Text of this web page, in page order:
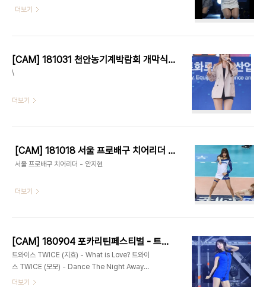
더보기
[CAM] 181031 천안농기계박람회 개막식 - 홍진영 by 다카코마츠
\
더보기
[CAM] 181018 서울 프로배구 치어리더 - 안지현 by 다카코마츠
서울 프로배구 치어리더 - 안지현
더보기
[CAM] 180904 포카리틴페스티벌 - 트와이스 by 다카코마츠
트와이스 TWICE (지효) - What is Love? 트와이
스 TWICE (모모) - Dance The Night Away
트와이스 TWICE (미나) - Cheer up(치얼업)
더보기